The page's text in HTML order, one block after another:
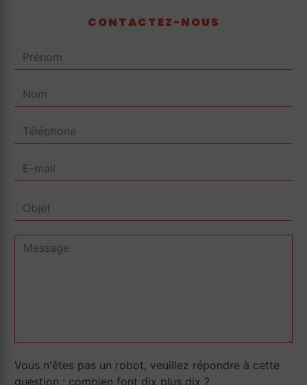
CONTACTEZ-NOUS
Vous n'êtes pas un robot, veuillez répondre à cette
question : combien font dix plus dix ?